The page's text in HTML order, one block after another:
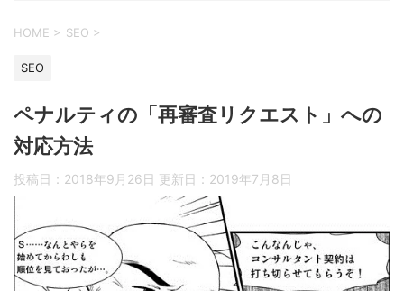
HOME > SEO >
SEO
ペナルティの「再審査リクエスト」への
対応方法
投稿日：2018年9月26日 更新日： 2019年7月8日